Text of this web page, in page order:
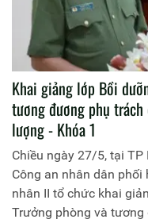
Khai giảng lớp Bồi
tương đương phụ
lượng - Khóa 1
Chiều ngày 27/5, tại TP
Công an nhân dân phối
nhân II tổ chức khai
Trưởng phòng và